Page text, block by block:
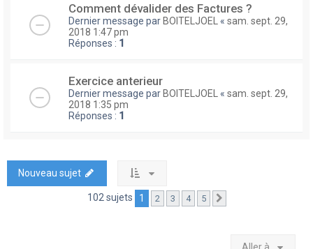
Comment dévalider des Factures ?
Dernier message par BOITELJOEL « sam. sept. 29,
2018 1:47 pm
Réponses : 1
Exercice anterieur
Dernier message par BOITELJOEL « sam. sept. 29,
2018 1:35 pm
Réponses : 1
Nouveau sujet
102 sujets 1 2 3 4 5